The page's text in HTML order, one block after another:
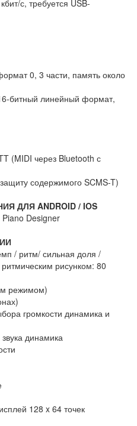
с, требуется USB-
0, 3 части, память около
битный линейный формат,
(MIDI через Bluetooth с
содержимого SCMS-T)
ДЛЯ ANDROID / IOS
Designer
/ ритм/ сильная доля /
рисунком: 80
режимом)
громкости динамика и
динамика
128 x 64 точек